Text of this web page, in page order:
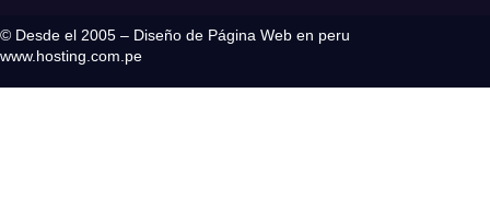
© Desde el 2005 – Diseño de Página Web en peru
www.hosting.com.pe